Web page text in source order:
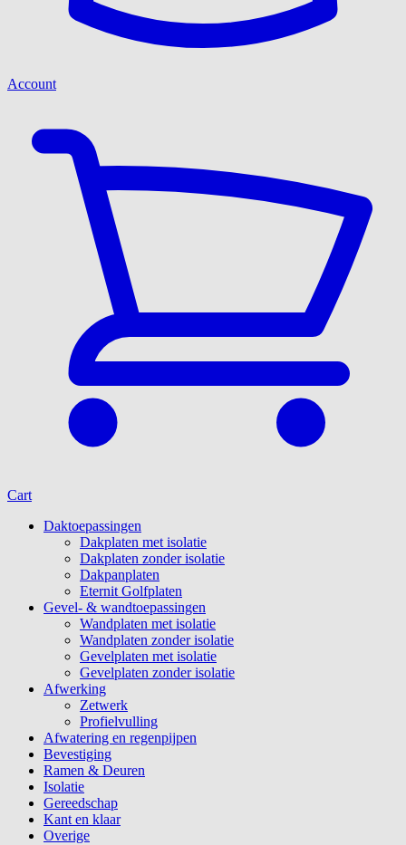
Account
Cart
Daktoepassingen
Dakplaten met isolatie
Dakplaten zonder isolatie
Dakpanplaten
Eternit Golfplaten
Gevel- & wandtoepassingen
Wandplaten met isolatie
Wandplaten zonder isolatie
Gevelplaten met isolatie
Gevelplaten zonder isolatie
Afwerking
Zetwerk
Profielvulling
Afwatering en regenpijpen
Bevestiging
Ramen & Deuren
Isolatie
Gereedschap
Kant en klaar
Overige